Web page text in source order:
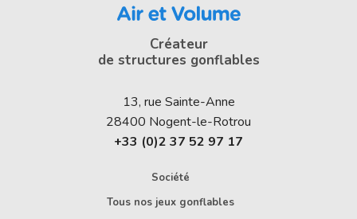
Créateur
de structures gonflables
13, rue Sainte-Anne
28400 Nogent-le-Rotrou
+33 (0)2 37 52 97 17
Société
Tous nos jeux gonflables